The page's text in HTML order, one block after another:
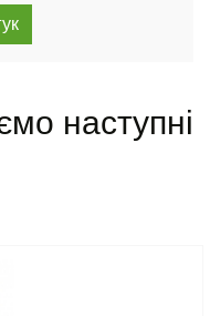
наступні